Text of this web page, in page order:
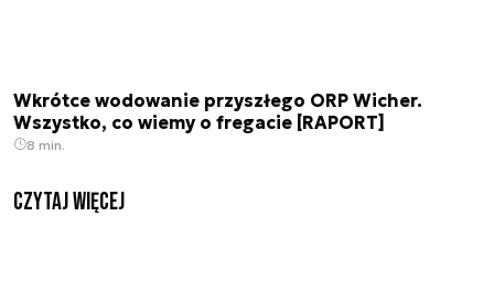
Wkrótce wodowanie przyszłego ORP Wicher.
Wszystko, co wiemy o fregacie [RAPORT]
8 min.
czytaj więcej